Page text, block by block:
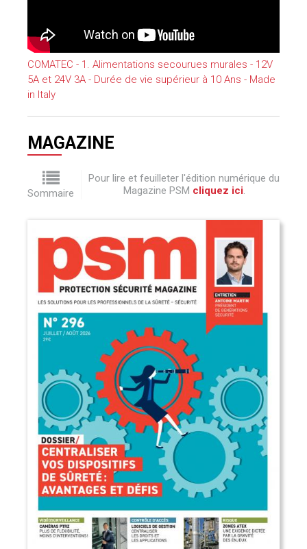
COMATEC - 1. Alimentations secourues murales - 12V
5A et 24V 3A - Durée de vie supérieur à 10 Ans - Made
in Italy
MAGAZINE
Sommaire
Pour lire et feuilleter l'édition numérique du
Magazine PSM cliquez ici.